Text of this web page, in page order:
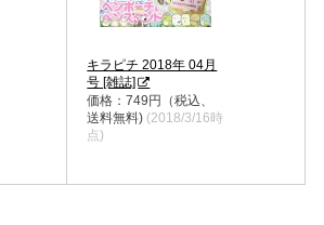
キラピチ 2018年 04月
号 [雑誌]
価格：749円（税込、
送料無料) (2018/3/16時
点)